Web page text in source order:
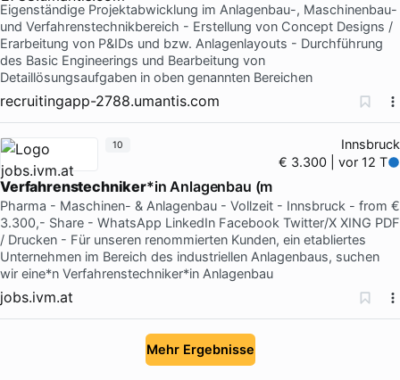
Eigenständige Projektabwicklung im Anlagenbau-, Maschinenbau-
und Verfahrenstechnikbereich - Erstellung von Concept Designs /
Erarbeitung von P&IDs und bzw. Anlagenlayouts - Durchführung
des Basic Engineerings und Bearbeitung von
Detaillösungsaufgaben in oben genannten Bereichen
recruitingapp-2788.umantis.com
Innsbruck
€ 3.300 | vor 12 T
Verfahrenstechniker*in Anlagenbau (m
Pharma - Maschinen- & Anlagenbau - Vollzeit - Innsbruck - from €
3.300,- Share - WhatsApp LinkedIn Facebook Twitter/X XING PDF
/ Drucken - Für unseren renommierten Kunden, ein etabliertes
Unternehmen im Bereich des industriellen Anlagenbaus, suchen
wir eine*n Verfahrenstechniker*in Anlagenbau
jobs.ivm.at
10
Mehr Ergebnisse